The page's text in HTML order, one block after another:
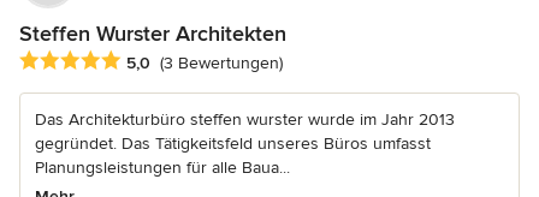
Steffen Wurster Architekten
Durchschnittliche Bewertung: 5 von 5 Sternen
5,0 (3 Bewertungen)
Das Architekturbüro steffen wurster wurde im Jahr 2013
gegründet. Das Tätigkeitsfeld unseres Büros umfasst
Planungsleistungen für alle Baua...